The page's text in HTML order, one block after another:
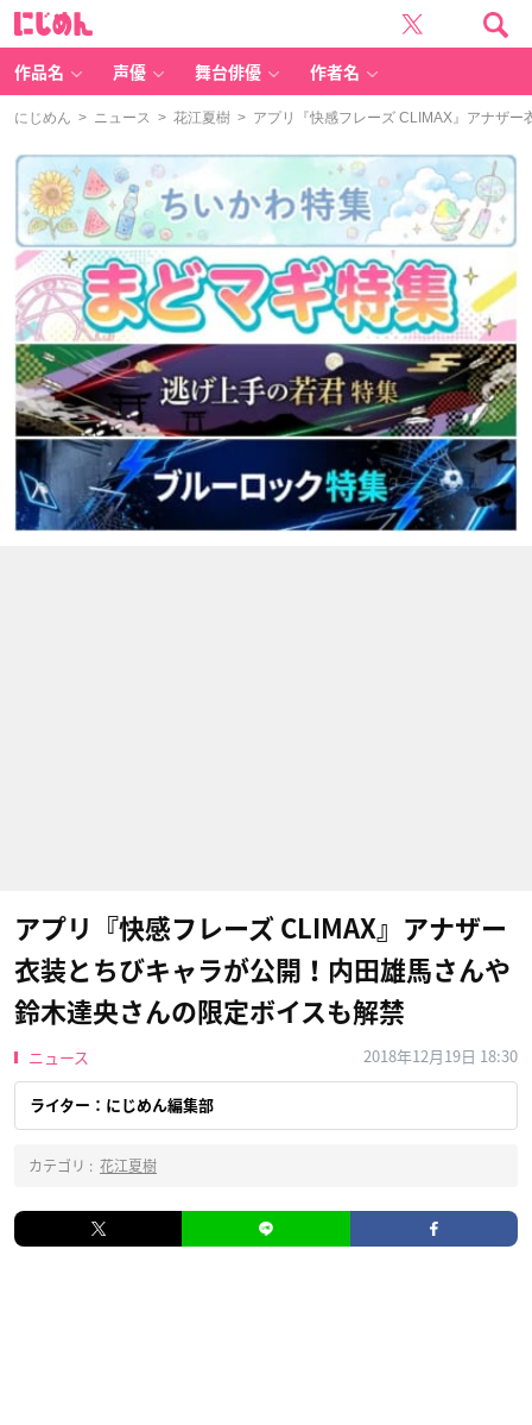
作品名 声優 舞台俳優 作者名
にじめん > ニュース > 花江夏樹 > アプリ『快感フレーズ CLIMAX』アナザー
アプリ『快感フレーズ CLIMAX』アナザー
衣装とちびキャラが公開！内田雄馬さんや
鈴木達央さんの限定ボイスも解禁
ニュース 2018年12月19日 18:30
ライター：にじめん編集部
カテゴリ : 花江夏樹